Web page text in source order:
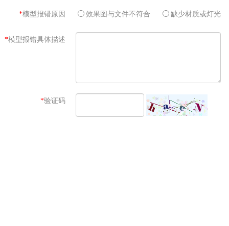
*模型报错原因 效果图与文件不符合 缺少材质或灯光
*模型报错具体描述
*验证码